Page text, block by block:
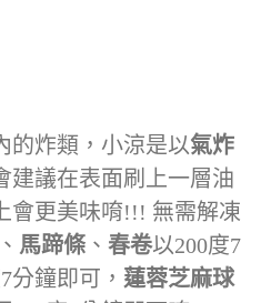
的炸類，小涼是以氣炸
建議在表面刷上一層油
會更美味唷!!! 無需解凍
馬蹄條 、 春卷以200度7
分鐘即可， 蓮蓉芝麻球